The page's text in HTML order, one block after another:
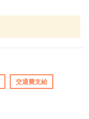
交通費支給